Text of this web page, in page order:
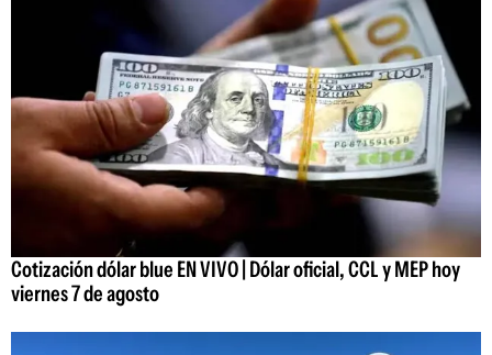
Cotización dólar blue EN VIVO | Dólar oficial, CCL y MEP hoy
viernes 7 de agosto